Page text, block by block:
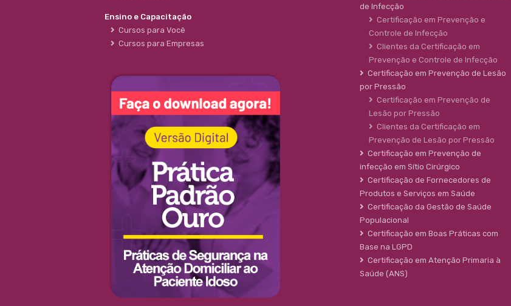
Ensino e Capacitação
Cursos para Você
Cursos para Empresas
de Infecção
Certificação em Prevenção e
Controle de Infecção
Clientes da Certificação em
Prevenção e Controle de Infecção
Certificação em Prevenção de Lesão
por Pressão
Certificação em Prevenção de
Lesão por Pressão
Clientes da Certificação em
Prevenção de Lesão por Pressão
Certificação em Prevenção de
infecção em Sítio Cirúrgico
Certificação de Fornecedores de
Produtos e Serviços em Saúde
Certificação da Gestão de Saúde
Populacional
Certificação em Boas Práticas com
Base na LGPD
Certificação em Atenção Primaria à
Saúde (ANS)